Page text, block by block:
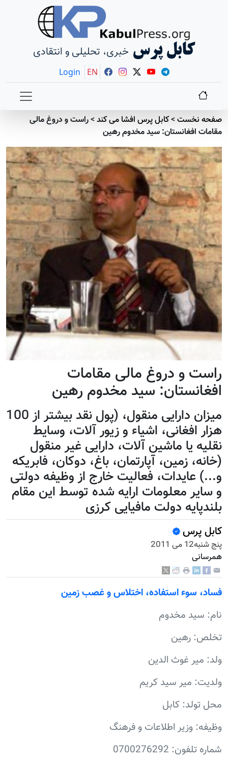
کابل پرس خبری، تحلیلی و انتقادی
Login EN
صفحه نخست>کابل پرس افشا می کند>راست و دروغ مالی
مقامات افغانستان: سید مخدوم رهین
راست و دروغ مالی مقامات
افغانستان: سید مخدوم رهین
میزان دارایی منقول، (پول نقد بیشتر از 100
هزار افغانی، اشیاء و زیور آلات، وسایط
نقلیه یا ماشین آلات، دارایی غیر منقول
(خانه، زمین، آپارتمان، باغ، دوکان، فابریکه
و...) عایدات، فعالیت خارج از وظیفه دولتی
و سایر معلومات ارایه شده توسط این مقام
بلندپایه دولت مافیایی کرزی
کابل پرس
پنج شنبه12 می 2011
همرسانی
فساد، سوء استفاده، اختلاس و غصب زمين
نام: سید مخدوم
تخلص: رهین
ولد: میر غوث الدین
ولدیت: میر سید کریم
محل تولد: کابل
وظیفه: وزیر اطلاعات و فرهنگ
شماره تلفون: 0700276292